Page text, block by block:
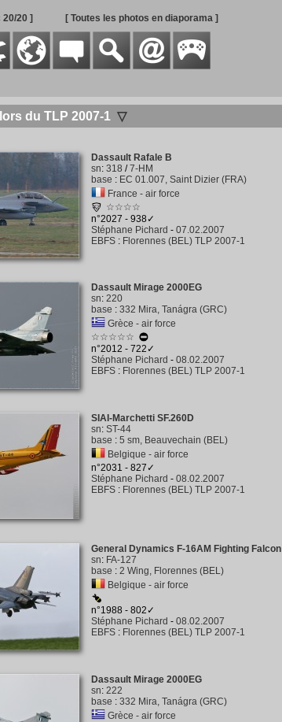
20/20 ] [ Toutes les photos en diaporama ]
du TLP 2007-1 ▽
Dassault Rafale B
sn: 318 /7-HM
base : EC 01.007, Saint Dizier (FRA)
France - air force
☆☆☆☆
n°2027 - 938✓
Stéphane Pichard - 07.02.2007
EBFS : Florennes (BEL) TLP 2007-1
Dassault Mirage 2000EG
sn: 220
base : 332 Mira, Tanágra (GRC)
Grèce - air force
☆☆☆☆☆
n°2012 - 722✓
Stéphane Pichard - 08.02.2007
EBFS : Florennes (BEL) TLP 2007-1
SIAI-Marchetti SF.260D
sn: ST-44
base : 5 sm, Beauvechain (BEL)
Belgique - air force
n°2031 - 827✓
Stéphane Pichard - 08.02.2007
EBFS : Florennes (BEL) TLP 2007-1
General Dynamics F-16AM Fighting Falcon
sn: FA-127
base : 2 Wing, Florennes (BEL)
Belgique - air force
n°1988 - 802✓
Stéphane Pichard - 08.02.2007
EBFS : Florennes (BEL) TLP 2007-1
Dassault Mirage 2000EG
sn: 222
base : 332 Mira, Tanágra (GRC)
Grèce - air force